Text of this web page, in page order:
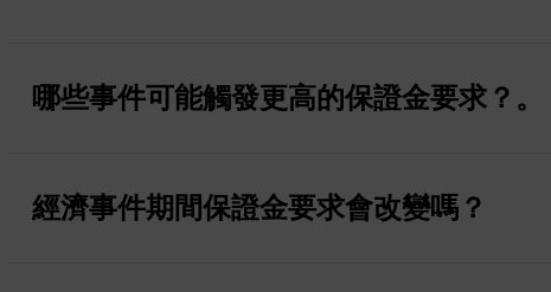
哪些事件可能觸發更高的保證金要求？。
（Non-Farm Payroll）、CPI 和 GDP 數據，以及在每日結算
經濟事件期間保證金要求會改變嗎？